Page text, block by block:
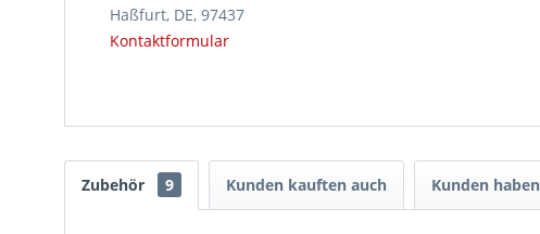
Haßfurt, DE, 97437
Kontaktformular
Zubehör 9 Kunden kauften auch Kunden